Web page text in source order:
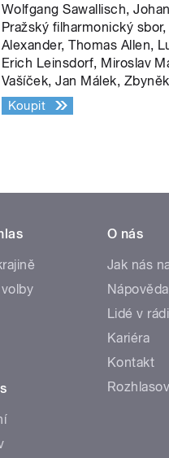
Wolfgang Sawallisch,
Pražský filharmonický
Alexander, Thomas Allen,
Erich Leinsdorf, Miroslav
Vašíček, Jan Málek,
Koupit
O nás
Jak nás
Nápověda
Lidé v
Kariéra
Kontakt